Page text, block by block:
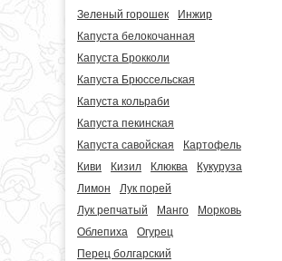
Зеленый горошек
Инжир
Капуста белокочанная
Капуста Брокколи
Капуста Брюссельская
Капуста кольраби
Капуста пекинская
Капуста савойская
Картофель
Киви
Кизил Клюква
Кукуруза
Лимон
Лук порей
Лук репчатый
Манго
Морковь
Облепиха
Огурец
Перец болгарский